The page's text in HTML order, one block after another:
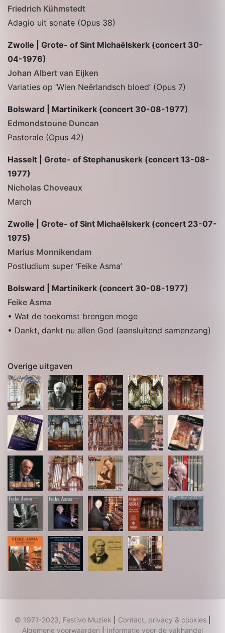
Friedrich Kühmstedt
Adagio uit sonate (Opus 38)
Zwolle | Grote- of Sint Michaëlskerk (concert 30-
04-1976)
Johan Albert van Eijken
Variaties op ‘Wien Neêrlandsch bloed’ (Opus 7)
Bolsward | Martinikerk (concert 30-08-1977)
Edmondstoune Duncan
Pastorale (Opus 42)
Hasselt | Grote- of Stephanuskerk (concert 13-08-
1977)
Nicholas Choveaux
March
Zwolle | Grote- of Sint Michaëlskerk (concert 23-07-
1975)
Marius Monnikendam
Postludium super ‘Feike Asma’
Bolsward | Martinikerk (concert 30-08-1977)
Feike Asma
• Wat de toekomst brengen moge
• Dankt, dankt nu allen God (aansluitend samenzang)
Overige uitgaven
© 1971-2023, Festivo Muziek Contact, privacy & cookies|
Algemene voorwaarden
Informatie voor de vakhandel